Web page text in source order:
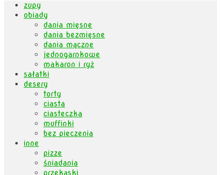
zupy
obiady
dania mięsne
dania bezmięsne
dania mączne
jednogarnkowe
makaron i ryż
sałatki
desery
torty
ciasta
ciasteczka
muffinki
bez pieczenia
inne
pizze
śniadania
przekąski